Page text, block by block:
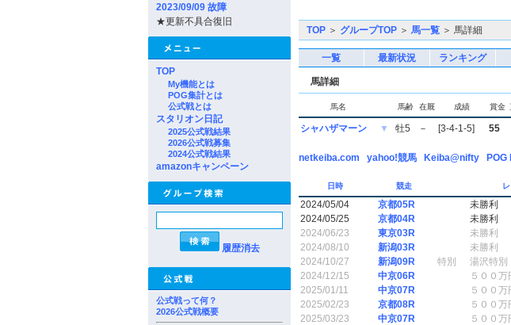
2023/09/09 故障
★更新不具合復旧
TOP
My機能とは
POG集計とは
公式戦とは
スタリオン日記
2025公式戦結果
2026公式戦募集
2024公式戦結果
amazonキャンペーン
履歴消去
公式戦って何？
2026公式戦概要
TOP ＞ グループTOP ＞ 馬一覧 ＞ 馬詳細
一覧 最新状況 ランキング
馬詳細
馬名 馬齢 在厩 成績 賞金
シャハザマーン ▼ 牡5 － [3-4-1-5] 55
netkeiba.com yahoo!競馬 Keiba@nifty POG
日時 競走
2024/05/04 京都05R 未勝利
2024/05/25
京都04R 未勝利
2024/06/23
東京03R 未勝利
2024/08/10
新潟03R 未勝利
2024/10/27
新潟09R 特別 湯沢特別
2024/12/15
中京06R ５００万
2025/01/11
中京07R ５００万
2025/02/23
京都08R ５００万
2025/03/23
中京07R ５００万